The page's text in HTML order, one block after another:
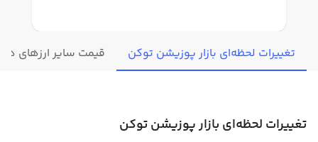
تغییرات لحظه‌ای بازار پوزیشن توکن قیمت سایر ارزهای
تغییرات لحظه‌ای بازار پوزیشن توکن